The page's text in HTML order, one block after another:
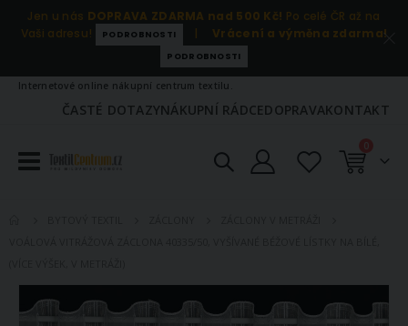
Jen u nás DOPRAVA ZDARMA nad 500 Kč! Po celé ČR až na
Vaši adresu!
PODROBNOSTI | Vrácení a výměna zdarma!
PODROBNOSTI
Internetové online nákupní centrum textilu.
ČASTÉ DOTAZYNÁKUPNÍ RÁDCEDOPRAVAKONTAKT
Košík
0položky
na